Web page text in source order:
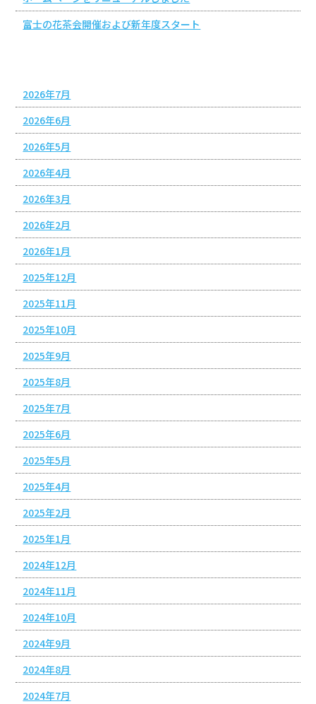
富士の花茶会開催および新年度スタート
2026年7月
2026年6月
2026年5月
2026年4月
2026年3月
2026年2月
2026年1月
2025年12月
2025年11月
2025年10月
2025年9月
2025年8月
2025年7月
2025年6月
2025年5月
2025年4月
2025年2月
2025年1月
2024年12月
2024年11月
2024年10月
2024年9月
2024年8月
2024年7月